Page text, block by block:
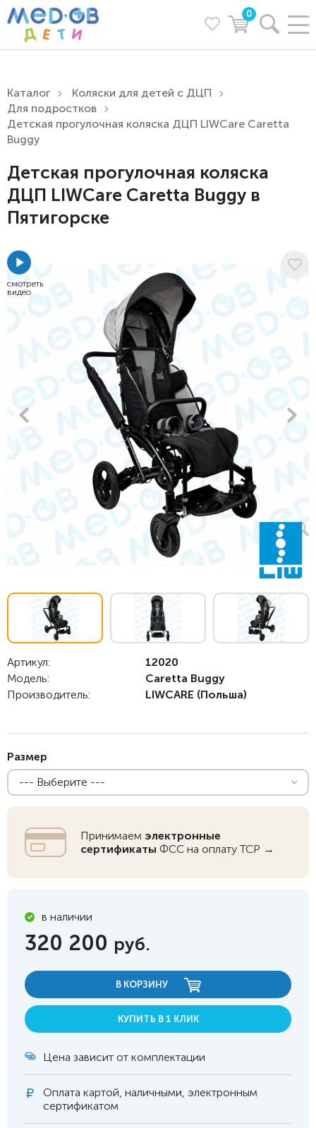
0
Каталог
Коляски для детей с ДЦП
Для подростков
Детская прогулочная коляска ДЦП LIWCare Caretta
Buggy
Детская прогулочная коляска
ДЦП LIWCare Caretta Buggy в
Пятигорске
смотреть
видео
Артикул:
12020
Модель:
Caretta Buggy
Производитель:
LIWCARE (Польша)
Размер
--- Выберите ---
Принимаем электронные
сертификаты ФСС на оплату ТСР →
в наличии
320 200 руб.
В КОРЗИНУ
КУПИТЬ В 1 КЛИК
Цена зависит от комплектации
Оплата картой, наличными, электронным
сертификатом